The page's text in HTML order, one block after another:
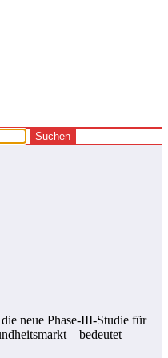
neue Phase‑III-Studie für
– bedeutet